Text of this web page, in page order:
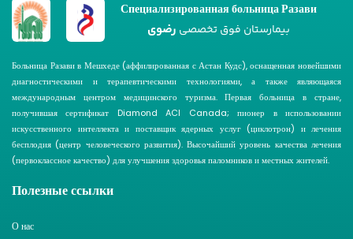
Специализированная больница Разави
بیمارستان فوق تخصصی رضوی
Больница Разави в Мешхеде (аффилированная с Астан Кудс), оснащенная новейшими
диагностическими и терапевтическими технологиями, а также являющаяся
международным центром медицинского туризма. Первая больница в стране,
получившая сертификат Diamond ACI Canada; пионер в использовании
искусственного интеллекта и поставщик ядерных услуг (циклотрон) и лечения
бесплодия (центр человеческого развития). Высочайший уровень качества лечения
(первоклассное качество) для улучшения здоровья паломников и местных жителей.
Полезные ссылки
О нас